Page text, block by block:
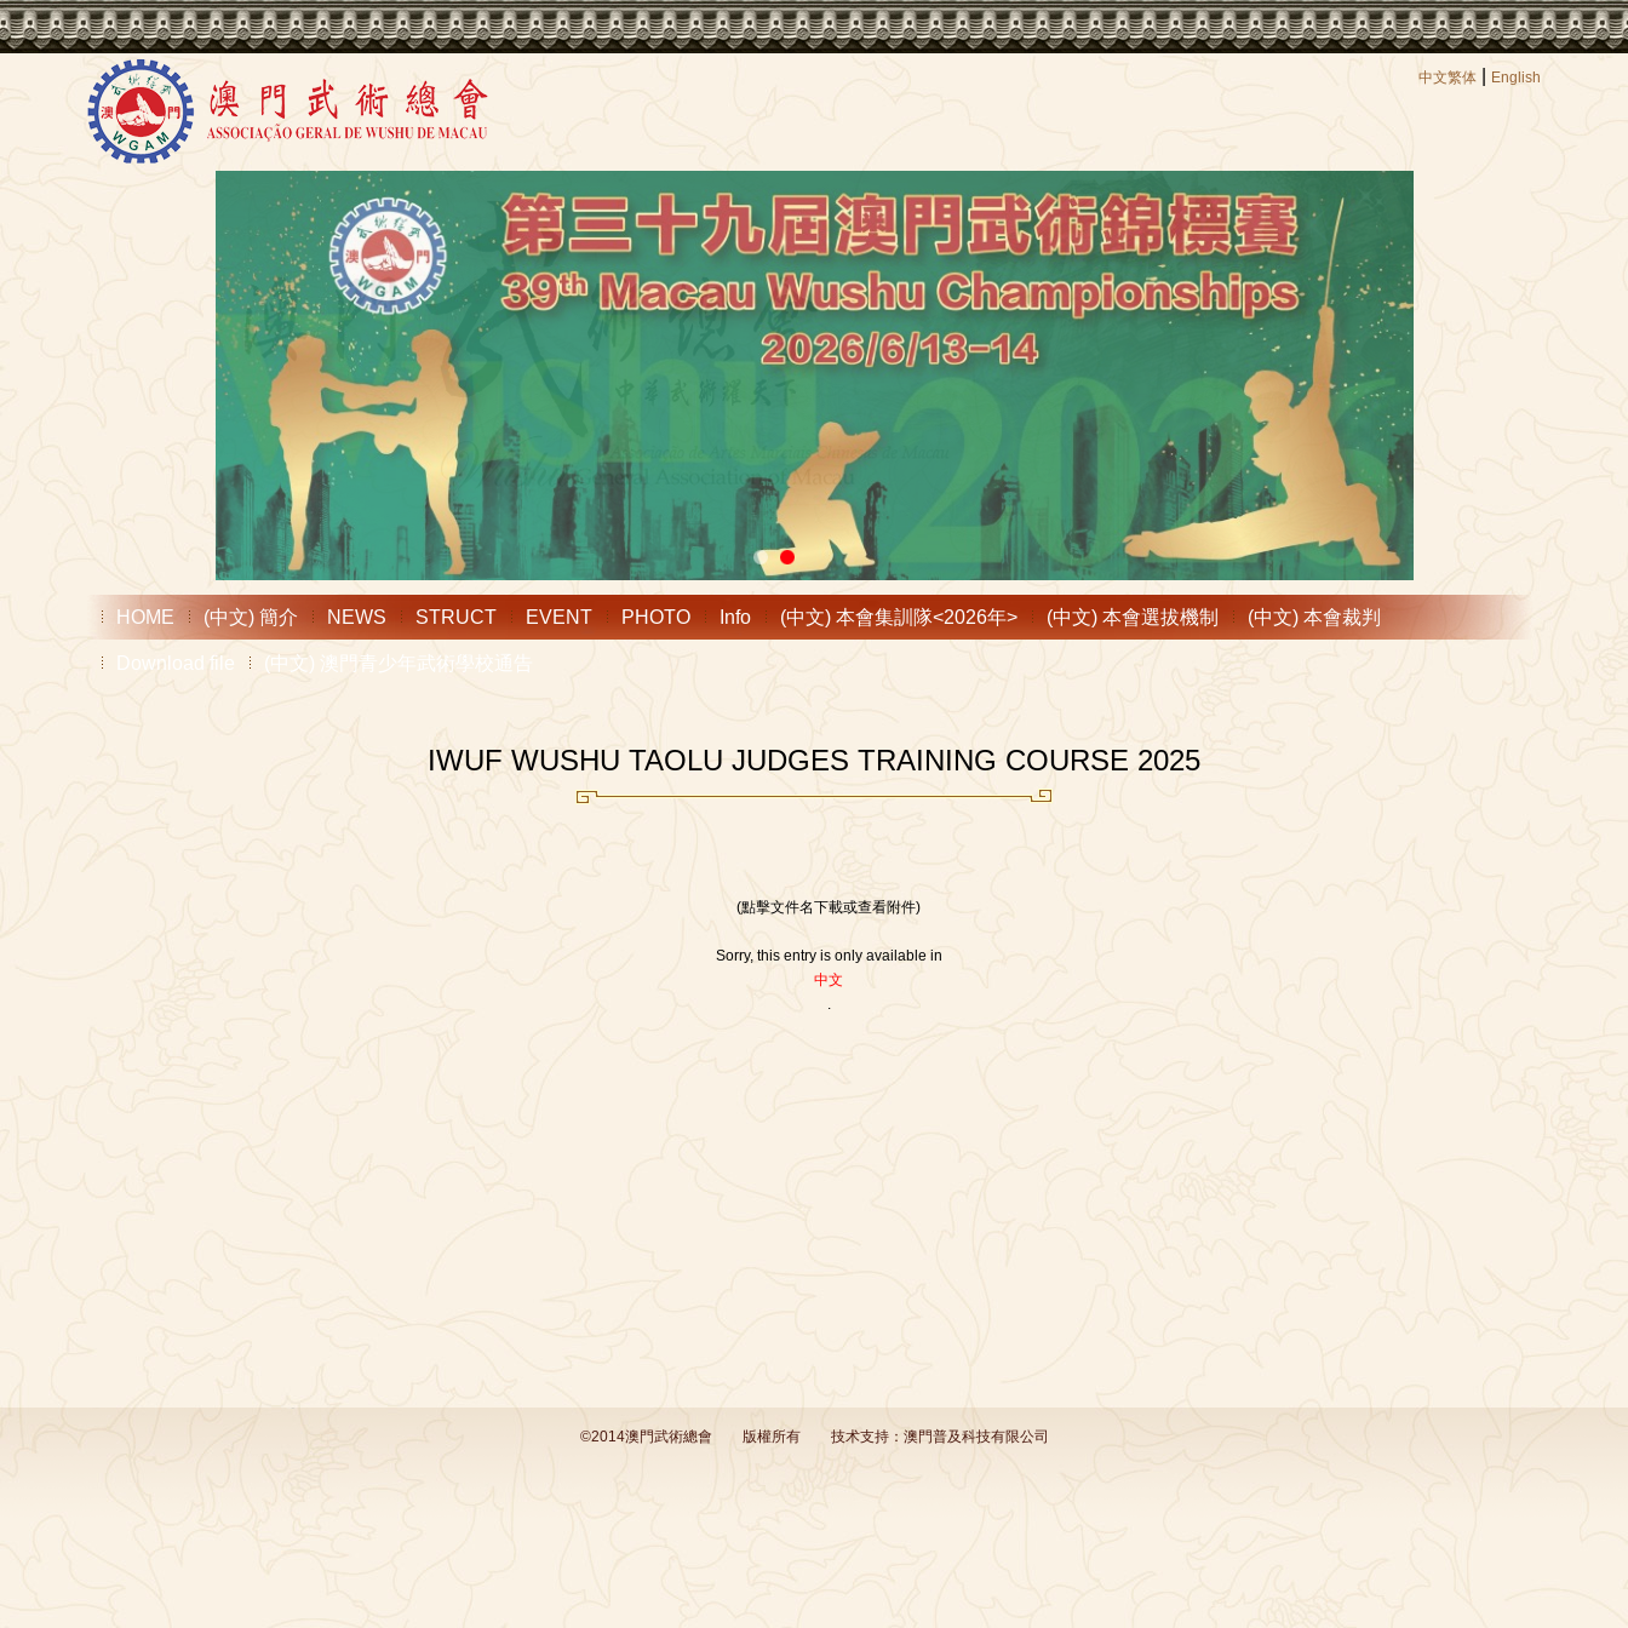
中文繁体 English
HOME (中文) 簡介 NEWS STRUCT EVENT PHOTO Info (中文) 本會集訓隊<2026年> (中文) 本會選拔機制 (中文) 本會裁判
Download file (中文) 澳門青少年武術學校通告
IWUF WUSHU TAOLU JUDGES TRAINING COURSE 2025
(點擊文件名下載或查看附件)
Sorry, this entry is only available in
中文
.
©2014澳門武術總會 版權所有 技术支持： 澳門普及科技有限公司